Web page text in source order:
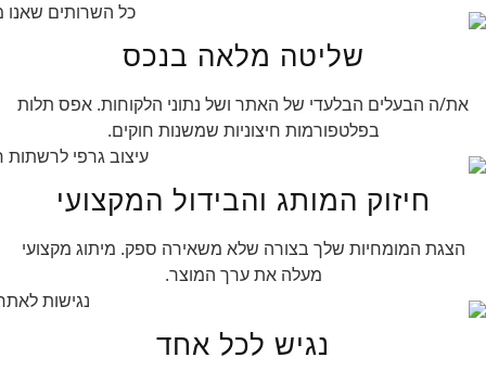
שליטה מלאה בנכס
את/ה הבעלים הבלעדי של האתר ושל נתוני הלקוחות. אפס תלות
בפלטפורמות חיצוניות שמשנות חוקים.
חיזוק המותג והבידול המקצועי
הצגת המומחיות שלך בצורה שלא משאירה ספק. מיתוג מקצועי
מעלה את ערך המוצר.
נגיש לכל אחד